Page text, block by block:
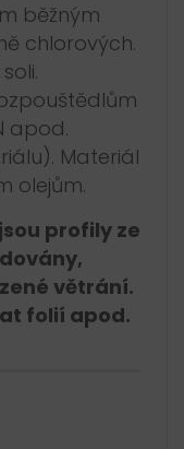
běžným
chlorových.
apod.
Materiál
olejům.
profily ze
větrání.
folií apod.